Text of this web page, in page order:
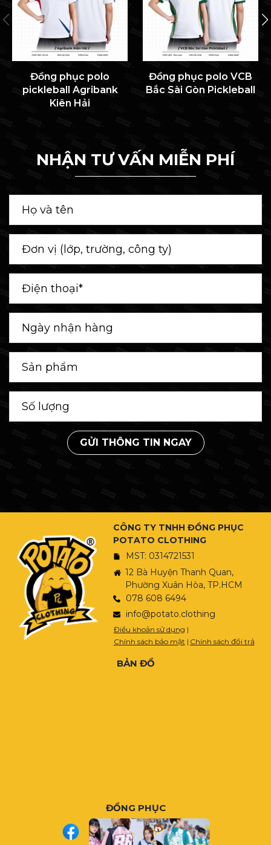
Đồng phục polo
pickleball Agribank
Kiên Hải
Đồng phục polo VCB
Bắc Sài Gòn Pickleball
NHẬN TƯ VẤN MIỄN PHÍ
GỬI THÔNG TIN NGAY
CÔNG TY TNHH ĐỒNG PHỤC
POTATO CLOTHING
MST: 0314721531
12 Bà Huyện Thanh Quan,
Phường Xuân Hòa, TP.HCM
078 608 6494
info@potato.clothing
Điều khoản sử dụng |
Chính sách bảo mật | Chính sách đổi trả
BẢN ĐỒ
ĐỒNG PHỤC